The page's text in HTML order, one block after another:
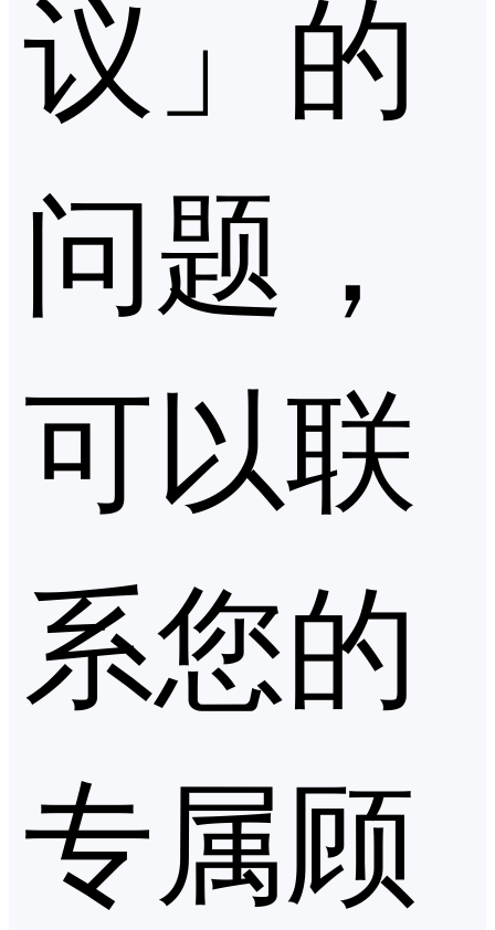
议」的
问题，
可以联
系您的
专属顾